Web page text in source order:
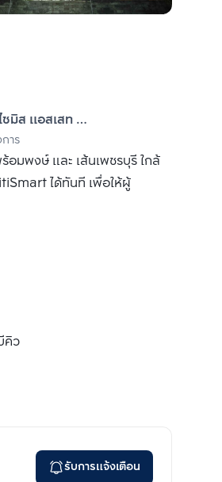
ซมิส แอสเสท
าชน)
าร
มพงษ์ และ เส้นเพชรบุรี ใกล้
ได้ทันที เพื่อให้ผู้
คิว
รับการแจ้งเตือน